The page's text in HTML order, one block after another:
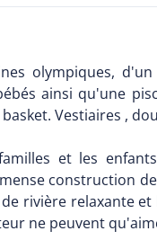
olympiques,
ainsi qu'une
Vestiaires ,
et les
construction
rivière relaxante
ne peuvent